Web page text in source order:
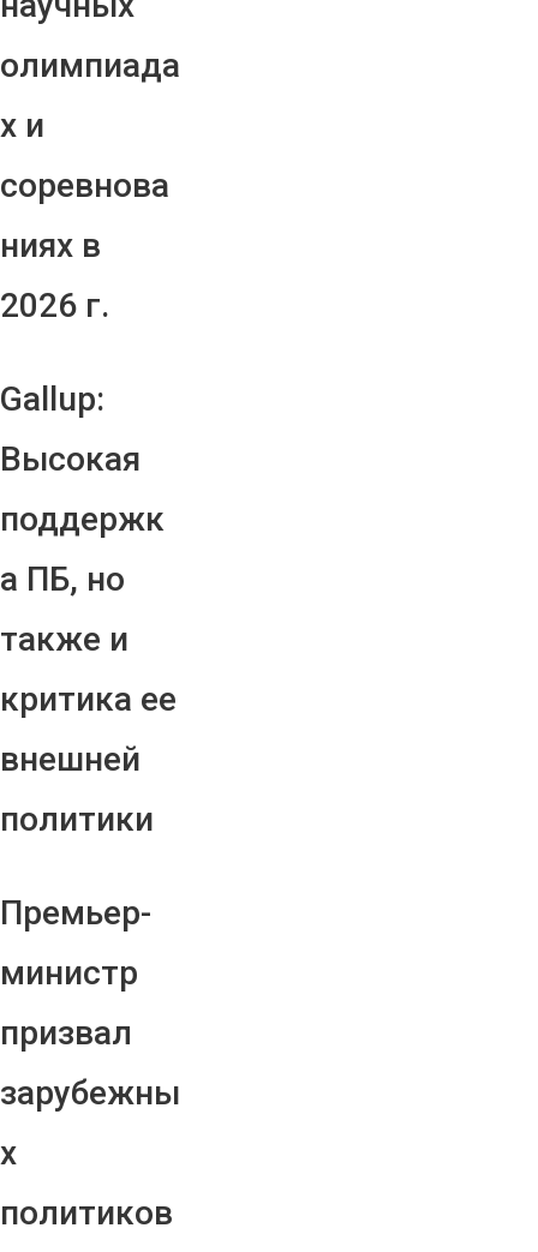
олимпиада
х и
соревнова
ниях в
2026 г.
Gallup:
Высокая
поддержк
а ПБ, но
также и
критика ее
внешней
политики
Премьер-
министр
призвал
зарубежны
х
политиков